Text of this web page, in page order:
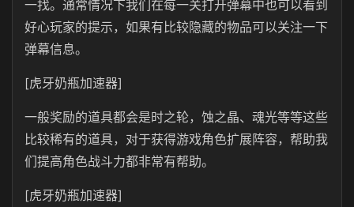
一找。通常情况下我们在每一关打开弹幕中也可以看到
好心玩家的提示，如果有比较隐藏的物品可以关注一下
弹幕信息。
[虎牙奶瓶加速器]
一般奖励的道具都会是时之轮，蚀之晶、魂光等等这些
比较稀有的道具，对于获得游戏角色扩展阵容，帮助我
们提高角色战斗力都非常有帮助。
[虎牙奶瓶加速器]